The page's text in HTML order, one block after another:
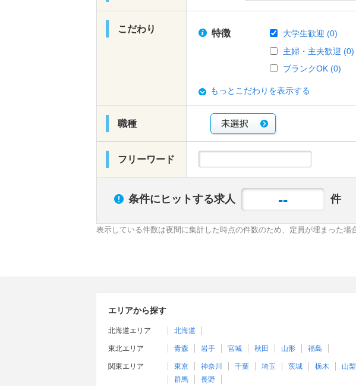
こだわり 特徴 大学生歓迎 (0)
主婦・主夫歓迎 (0)
ブランクOK (0)
もっとこだわりを表示する
職種
フリーワード
条件にヒットする求人 -- 件
表示している件数は夜間に集計した時点の件数のため、定員が埋まった
エリアから探す
北海道エリア 北海道
東北エリア 青森 岩手 宮城 秋田 山形 福島
関東エリア 東京 神奈川 千葉 埼玉 茨城 栃木
山梨
群馬
長野